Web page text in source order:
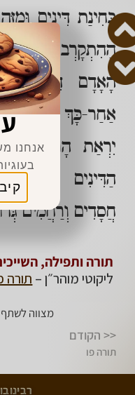
בְּחִינַת דִּינִים
הַהִתְקָרְבוּת
הָאָדָם דִּינִים
אַחַר-כָּךְ כְּשֶׁבָּא
יִרְאַת
הַדִּינִים
חֲסָדִים וְרַחֲמִים
תורה ותפילה,
ליקוטי מוהר״ן – תורה
מצווה
<< הקודם
תורה פו
רבינובוק ©
אנחנו